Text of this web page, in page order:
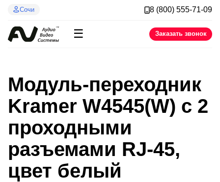
Сочи 8 (800) 555-71-09
☰ Заказать звонок
Модуль-переходник
Kramer W4545(W) с 2
проходными
разъемами RJ-45,
цвет белый